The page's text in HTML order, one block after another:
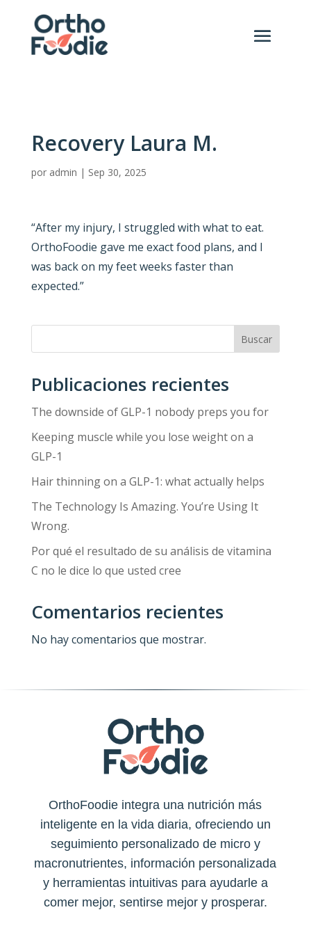
Recovery Laura M.
por admin | Sep 30, 2025
“After my injury, I struggled with what to eat.
OrthoFoodie gave me exact food plans, and I
was back on my feet weeks faster than
expected.”
Buscar
Publicaciones recientes
The downside of GLP-1 nobody preps you for
Keeping muscle while you lose weight on a
GLP-1
Hair thinning on a GLP-1: what actually helps
The Technology Is Amazing. You’re Using It
Wrong.
Por qué el resultado de su análisis de vitamina
C no le dice lo que usted cree
Comentarios recientes
No hay comentarios que mostrar.
OrthoFoodie integra una nutrición más
inteligente en la vida diaria, ofreciendo un
seguimiento personalizado de micro y
macronutrientes, información personalizada
y herramientas intuitivas para ayudarle a
comer mejor, sentirse mejor y prosperar.